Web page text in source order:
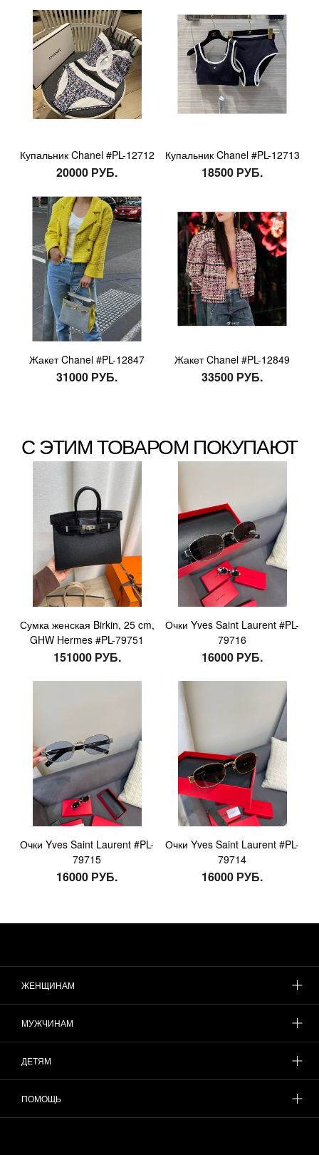
Купальник Chanel #PL-12712
20000 РУБ.
Купальник Chanel #PL-12713
18500 РУБ.
Жакет Chanel #PL-12847
31000 РУБ.
Жакет Chanel #PL-12849
33500 РУБ.
С ЭТИМ ТОВАРОМ ПОКУПАЮТ
Сумка женская Birkin, 25 cm,
GHW Hermes #PL-79751
151000 РУБ.
Очки Yves Saint Laurent #PL-
79716
16000 РУБ.
Очки Yves Saint Laurent #PL-
79715
16000 РУБ.
Очки Yves Saint Laurent #PL-
79714
16000 РУБ.
ЖЕНЩИНАМ
МУЖЧИНАМ
ДЕТЯМ
ПОМОЩЬ